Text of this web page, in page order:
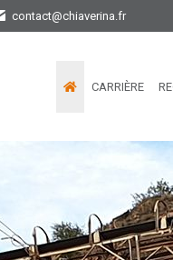
contact@chiaverina.fr
CARRIÈRE